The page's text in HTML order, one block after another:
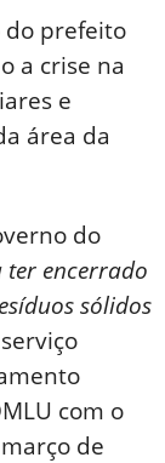
do prefeito
a crise na
e
área da
do
encerrado
sólidos
com o
de